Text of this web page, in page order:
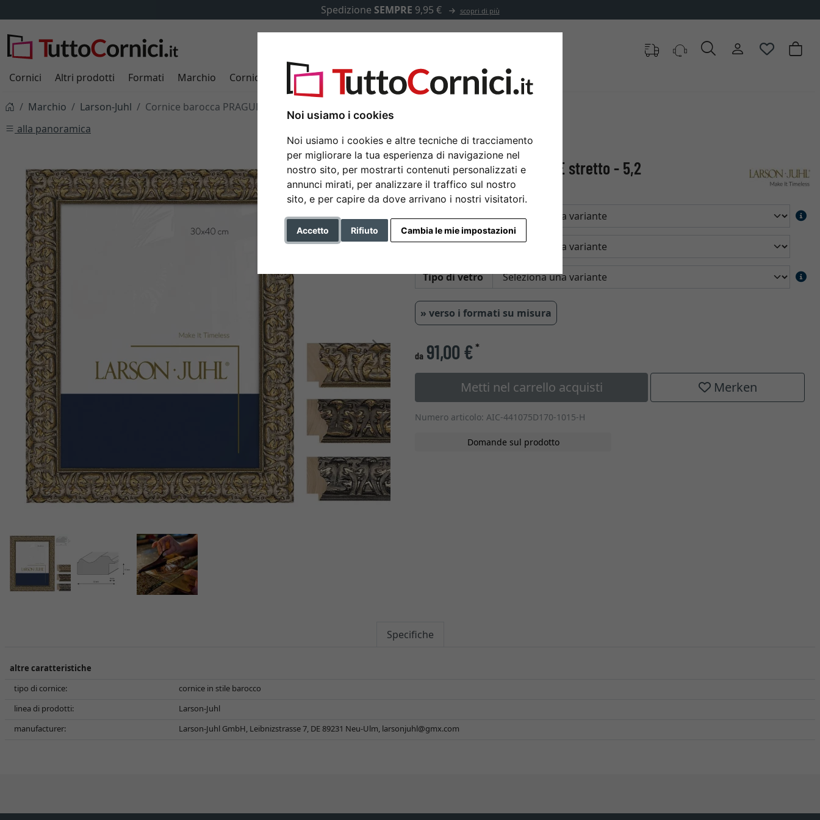
Noi usiamo i cookies
Noi usiamo i cookies e altre tecniche di tracciamento
per migliorare la tua esperienza di navigazione nel
nostro sito, per mostrarti contenuti personalizzati e
annunci mirati, per analizzare il traffico sul nostro
sito, e per capire da dove arrivano i nostri visitatori.
Accetto Rifiuto Cambia le mie impostazioni
Spedizione SEMPRE 9,95 € scopri di più
Cornici Altri prodotti Formati Marchio Cornici su misura Passepartout Accessori
Marchio Larson-Juhl
Cornice barocca PRAGUE stretto - 5,2
alla panoramica
Indietro Avanti
Cornice barocca PRAGUE stretto - 5,2
Formato
Colore
Tipo di vetro
» verso i formati su misura
da 91,00 €*
Metti nel carrello acquisti Merken
Numero articolo: AIC-441075D170-1015-H
Domande sul prodotto
Specifiche
altre caratteristiche
tipo di cornice:
cornice in stile barocco
linea di prodotti:
Larson-Juhl
manufacturer:
Larson-Juhl GmbH, Leibnizstrasse 7, DE 89231 Neu-Ulm, larsonjuhl@gmx.com